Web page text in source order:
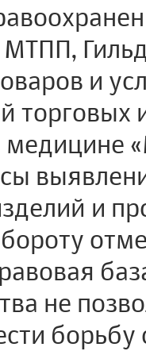
и
и
не